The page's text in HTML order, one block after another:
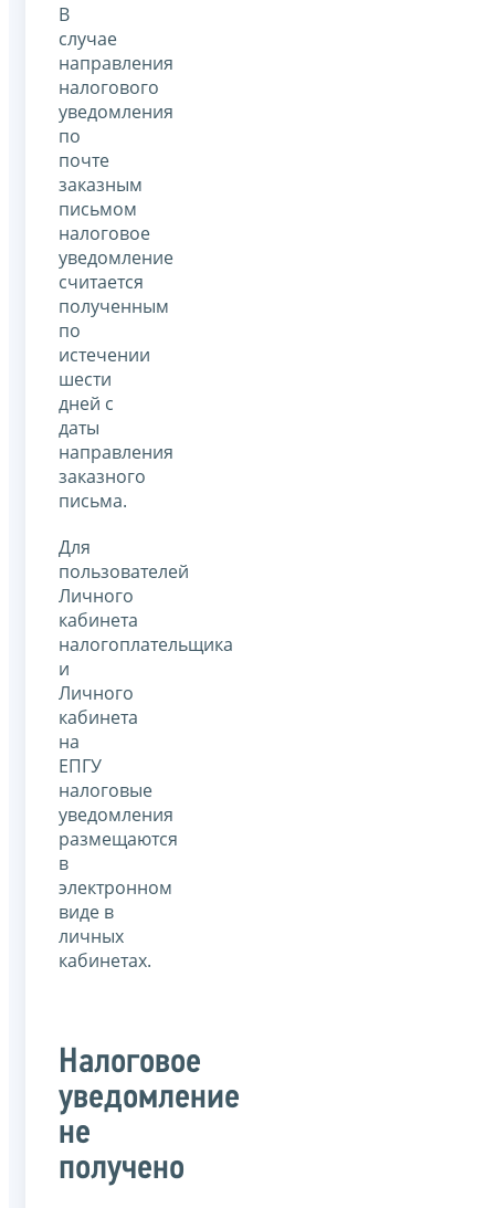
В
случае
направления
налогового
уведомления
по
почте
заказным
письмом
налоговое
уведомление
считается
полученным
по
истечении
шести
дней с
даты
направления
заказного
письма.
Для
пользователей
Личного
кабинета
налогоплательщика
и
Личного
кабинета
на
ЕПГУ
налоговые
уведомления
размещаются
в
электронном
виде в
личных
кабинетах.
Налоговое
уведомление
не
получено